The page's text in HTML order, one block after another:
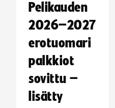
Pelikauden
2026–2027
erotuomari
palkkiot
sovittu –
lisätty